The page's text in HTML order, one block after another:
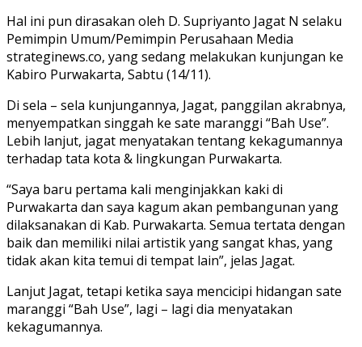
Hal ini pun dirasakan oleh D. Supriyanto Jagat N selaku
Pemimpin Umum/Pemimpin Perusahaan Media
strateginews.co, yang sedang melakukan kunjungan ke
Kabiro Purwakarta, Sabtu (14/11).
Di sela – sela kunjungannya, Jagat, panggilan akrabnya,
menyempatkan singgah ke sate maranggi “Bah Use”.
Lebih lanjut, jagat menyatakan tentang kekagumannya
terhadap tata kota & lingkungan Purwakarta.
“Saya baru pertama kali menginjakkan kaki di
Purwakarta dan saya kagum akan pembangunan yang
dilaksanakan di Kab. Purwakarta. Semua tertata dengan
baik dan memiliki nilai artistik yang sangat khas, yang
tidak akan kita temui di tempat lain”, jelas Jagat.
Lanjut Jagat, tetapi ketika saya mencicipi hidangan sate
maranggi “Bah Use”, lagi – lagi dia menyatakan
kekagumannya.